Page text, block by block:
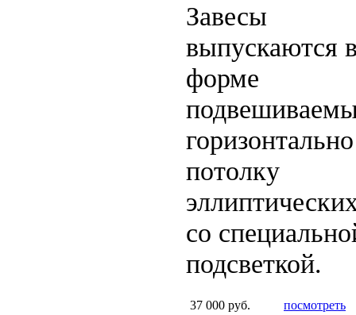
Завесы
выпускаются
форме
потолку
со
подсветкой.
37 000 руб. посмотреть